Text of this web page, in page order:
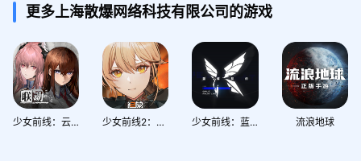
更多上海散爆网络科技有限公司的游戏
少女前线：云图计划 少女前线2：追放 少女前线：蓝蝶契约 流浪地球